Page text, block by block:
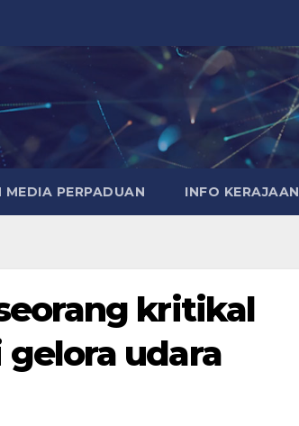
MEDIA PERPADUAN INFO KERAJAAN
kritikal
udara